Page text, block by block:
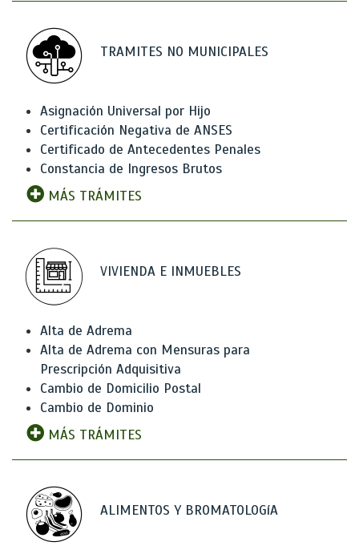
TRAMITES NO MUNICIPALES
Asignación Universal por Hijo
Certificación Negativa de ANSES
Certificado de Antecedentes Penales
Constancia de Ingresos Brutos
MÁS TRÁMITES
VIVIENDA E INMUEBLES
Alta de Adrema
Alta de Adrema con Mensuras para
Prescripción Adquisitiva
Cambio de Domicilio Postal
Cambio de Dominio
MÁS TRÁMITES
ALIMENTOS Y BROMATOLOGíA